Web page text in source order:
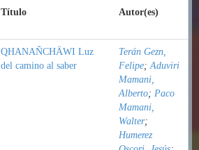
Título Autor(es)
QHANAÑCHÄWI Luz
del camino al saber
Terán Gezn,
Felipe;Aduviri
Mamani,
Alberto; Paco
Mamani,
Walter;
Humerez